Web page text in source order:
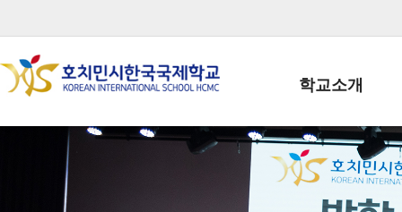
학교소개
학교장인사말
학생회장인사말
학교상징